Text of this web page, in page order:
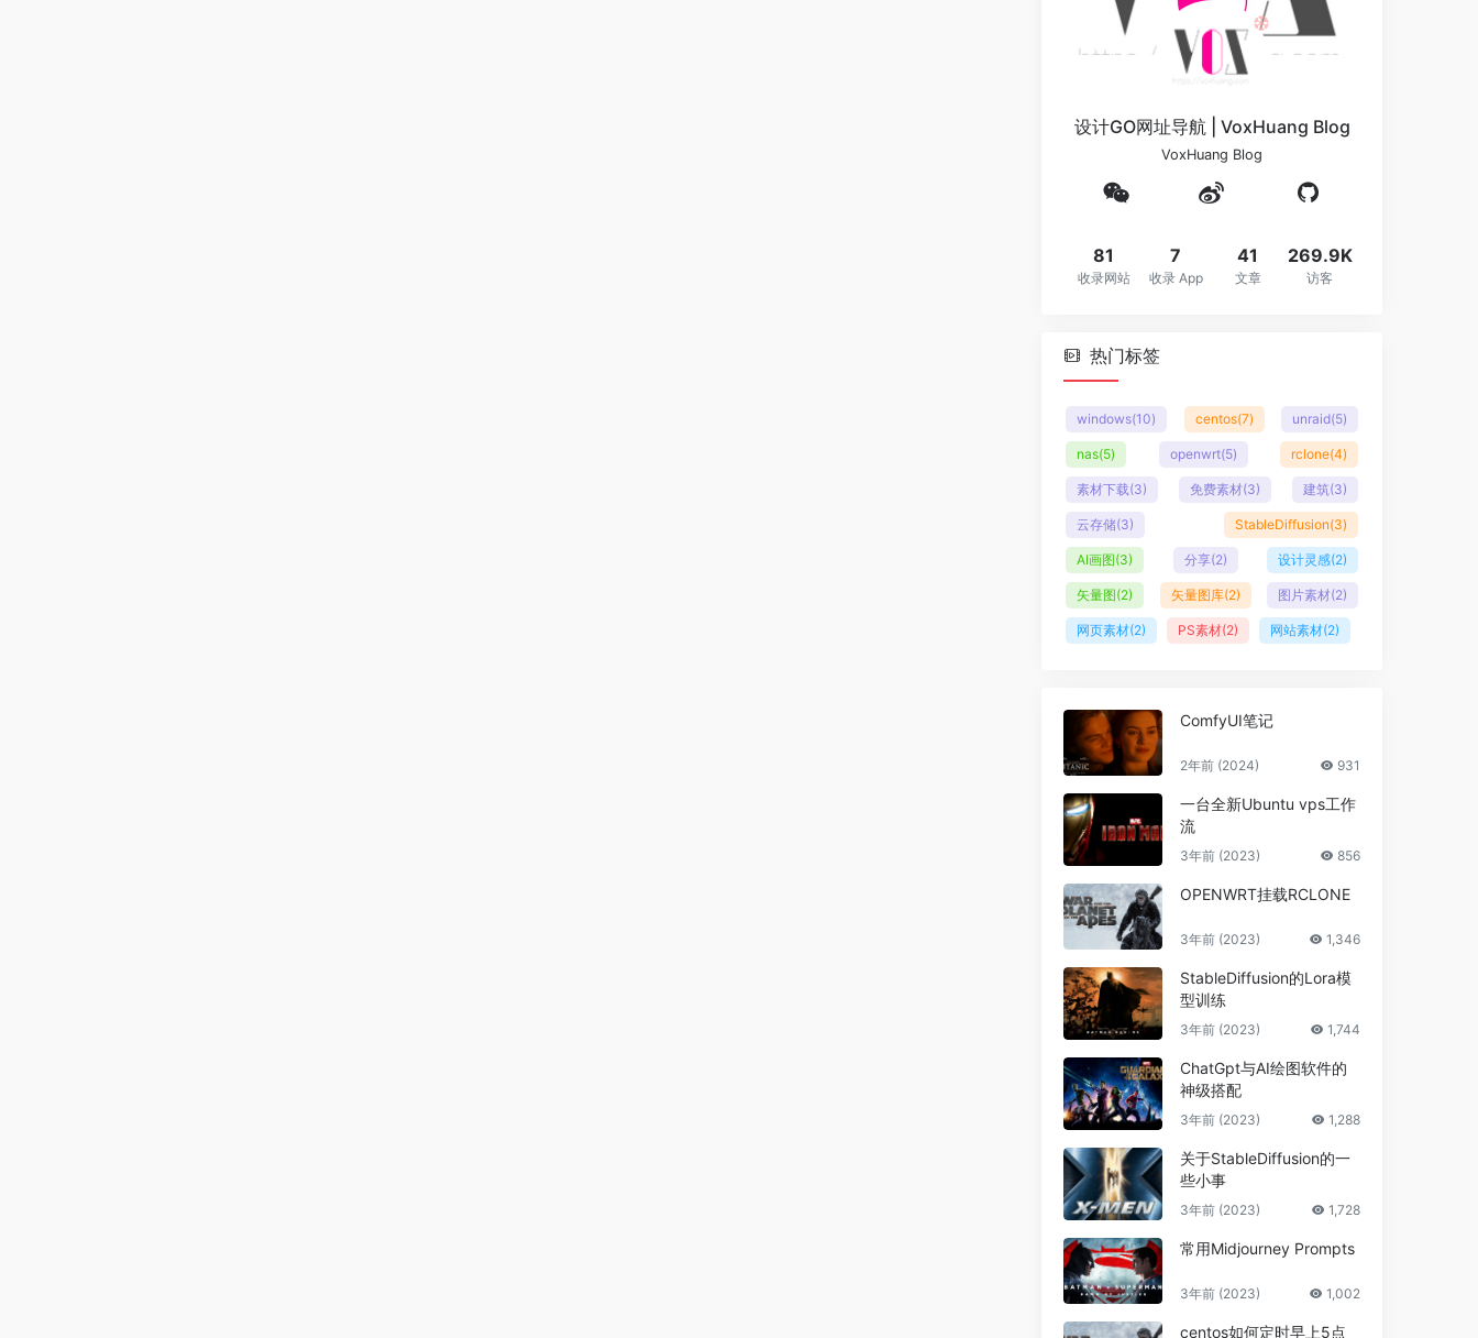
设计GO网址导航 | VoxHuang Blog
VoxHuang Blog
81
收录网站
7
收录 App
41
文章
269.9K
访客
热门标签
windows(10) centos(7) unraid(5)
nas(5) openwrt(5) rclone(4)
素材下载(3) 免费素材(3) 建筑(3)
云存储(3) StableDiffusion(3)
AI画图(3) 分享(2) 设计灵感(2)
矢量图(2) 矢量图库(2) 图片素材(2)
网页素材(2) PS素材(2) 网站素材(2)
ComfyUI笔记
2年前 (2024) 931
一台全新Ubuntu vps工作
流
3年前 (2023) 856
OPENWRT挂载RCLONE
3年前 (2023) 1,346
StableDiffusion的Lora模
型训练
3年前 (2023) 1,744
ChatGpt与AI绘图软件的
神级搭配
3年前 (2023) 1,288
关于StableDiffusion的一
些小事
3年前 (2023) 1,728
常用Midjourney Prompts
3年前 (2023) 1,002
centos如何定时早上5点